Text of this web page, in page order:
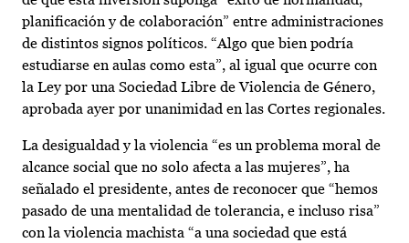
planificación y de colaboración” entre administraciones
de distintos signos políticos. “Algo que bien podría
estudiarse en aulas como esta”, al igual que ocurre con
la Ley por una Sociedad Libre de Violencia de Género,
aprobada ayer por unanimidad en las Cortes regionales.
La desigualdad y la violencia “es un problema moral de
alcance social que no solo afecta a las mujeres”, ha
señalado el presidente, antes de reconocer que “hemos
pasado de una mentalidad de tolerancia, e incluso risa”
con la violencia machista “a una sociedad que está